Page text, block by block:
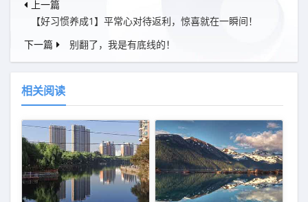
上一篇
【好习惯养成1】平常心对待返利，惊喜就在一瞬间！
下一篇
别翻了，我是有底线的！
相关阅读